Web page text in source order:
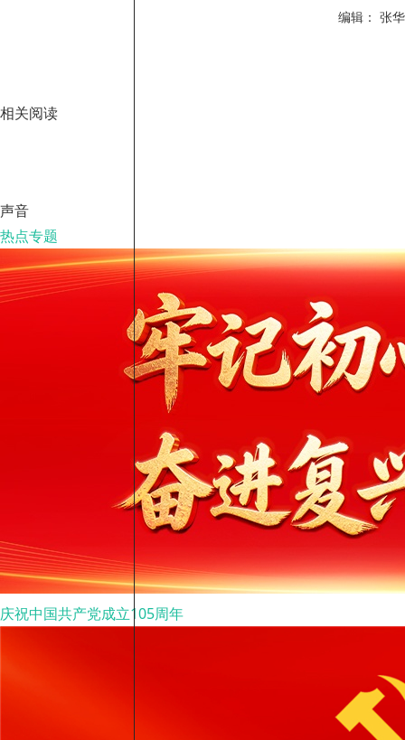
编辑： 张华
相关阅读
声音
热点专题
庆祝中国共产党成立105周年